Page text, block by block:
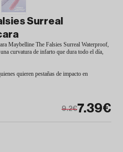
Surreal
Maybelline The Falsies Surreal Waterproof,
curvatura de infarto que dura todo el día,
quieren pestañas de impacto en
7.39€
9.2€